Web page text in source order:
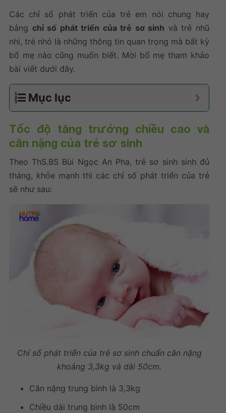
Các chỉ số phát triển của trẻ em nói chung hay
bảng chỉ số phát triển của trẻ sơ sinh và trẻ nhũ
nhi, trẻ nhỏ là những thông tin quan trọng mà bất kỳ
bố mẹ nào cũng muốn biết. Mời bố mẹ tham khảo
bài viết dưới đây.
Mục lục
Tốc độ tăng trưởng chiều cao và
cân nặng của trẻ sơ sinh
Theo ThS.BS Bùi Ngọc An Pha, trẻ sơ sinh sinh đủ
tháng, khỏe mạnh thì các chỉ số phát triển của trẻ
sẽ như sau:
Chỉ số phát triển của trẻ sơ sinhchuẩn cân nặng
khoảng 3,3kg và dài 50cm.
Cân nặng trung bình là 3,3kg
Chiều dài trung bình là 50cm